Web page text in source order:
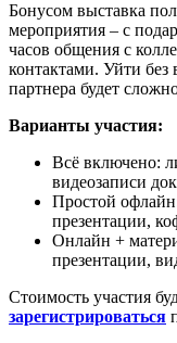
Бонусом выставка
мероприятия – с
часов общения с
контактами. Уйти без
партнера будет
Варианты участия:
Всё включено:
видеозаписи
Простой
презентации,
Онлайн +
презентации,
Стоимость участия
зарегистрироваться